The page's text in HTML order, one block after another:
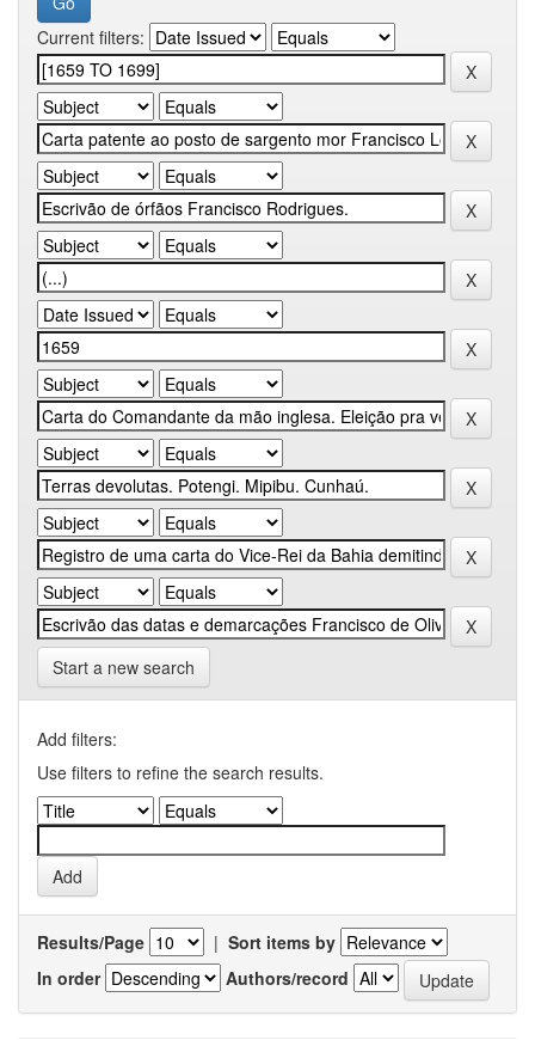
Current filters:
Start a new search
Add filters:
Use filters to refine the search results.
Results/Page | Sort items by
In order
Authors/record